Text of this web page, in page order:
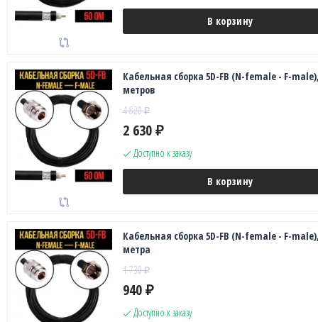
В корзину
Кабельная сборка 5D-FB (N-female - F-
метров
4 820₽
2 630 ₽
Доступно к заказу
В корзину
Кабельная сборка 5D-FB (N-female - F-
метра
1 730₽
940 ₽
Доступно к заказу